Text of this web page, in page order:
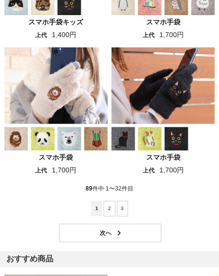
スマホ手袋キッズ
上代 1,400円
スマホ手袋
上代 1,700円
スマホ手袋
上代 1,700円
スマホ手袋
上代 1,700円
89件中 1〜32件目
1 2 3
おすすめ商品